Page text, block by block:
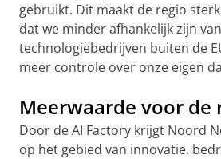
gebruikt. Dit maakt de regio
dat we minder afhankelijk zijn
technologiebedrijven buiten de
meer controle over onze eigen
Meerwaarde voor de
Door de AI Factory krijgt Noord
op het gebied van innovatie,